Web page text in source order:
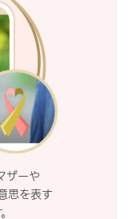
ザーや
思を表す